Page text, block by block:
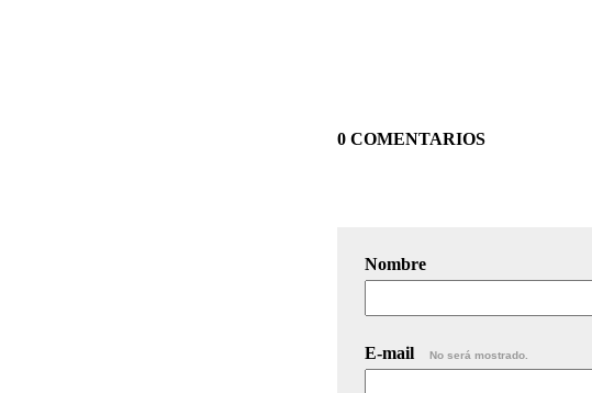
0 COMENTARIOS
Nombre
E-mail No será mostrado.